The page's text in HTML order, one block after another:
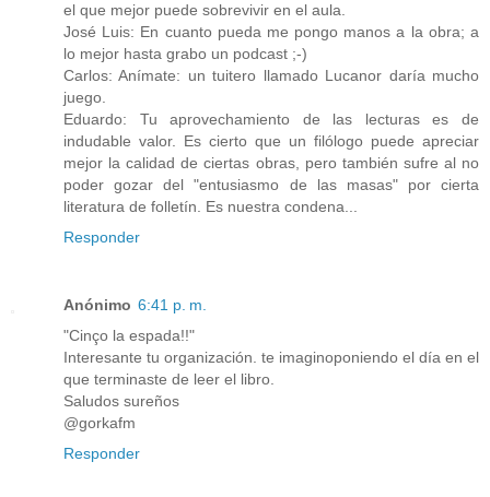
el que mejor puede sobrevivir en el aula.
José Luis: En cuanto pueda me pongo manos a la obra; a
lo mejor hasta grabo un podcast ;-)
Carlos: Anímate: un tuitero llamado Lucanor daría mucho
juego.
Eduardo: Tu aprovechamiento de las lecturas es de
indudable valor. Es cierto que un filólogo puede apreciar
mejor la calidad de ciertas obras, pero también sufre al no
poder gozar del "entusiasmo de las masas" por cierta
literatura de folletín. Es nuestra condena...
Responder
Anónimo 6:41 p. m.
"Cinço la espada!!"
Interesante tu organización. te imaginoponiendo el día en el
que terminaste de leer el libro.
Saludos sureños
@gorkafm
Responder